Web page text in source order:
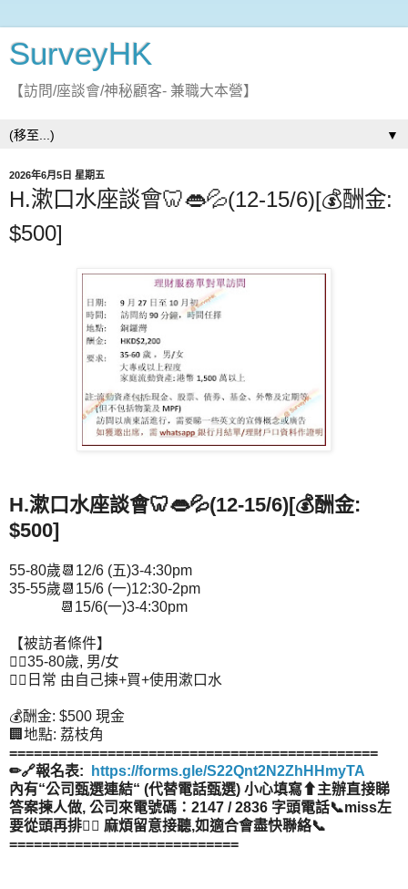
SurveyHK
【訪問/座談會/神秘顧客- 兼職大本營】
▼
2026年6月5日 星期五
H.漱口水座談會🦷👄💦(12-15/6)[💰酬金:
$500]
H.漱口水座談會🦷👄💦(12-15/6)[💰酬金:
$500]
55-80歲📆12/6 (五)3-4:30pm
35-55歲📆15/6 (一)12:30-2pm
📆15/6(一)3-4:30pm
【被訪者條件】
👉🏻35-80歲, 男/女
👉🏻日常 由自己揀+買+使用漱口水
💰酬金: $500 現金
🏢地點: 荔枝角
=============================================
✏🔗報名表:
https://forms.gle/S22Qnt2N2ZhHHmyTA
內有“公司甄選連結“ (代替電話甄選) 小心填寫⬆主辦直接睇
答案揀人做, 公司來電號碼：2147 / 2836 字頭電話📞miss左
要從頭再排👂🏻 麻煩留意接聽,如適合會盡快聯絡📞
============================